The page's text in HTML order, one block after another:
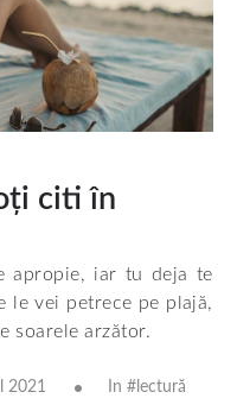
citi în
apropie, iar tu deja te
le vei petrece pe plajă,
soarele arzător.
2021 In # lectură